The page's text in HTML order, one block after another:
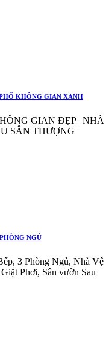
KHÔNG GIAN XANH
GIAN ĐẸP | NHÀ
SÂN THƯỢNG
NGỦ
3 Phòng Ngủ, Nhà Vệ
Phơi, Sân vườn Sau